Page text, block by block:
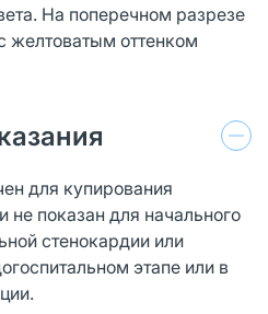
На поперечном разрезе
желтоватым оттенком
для купирования
не показан для начального
стенокардии или
этапе или в